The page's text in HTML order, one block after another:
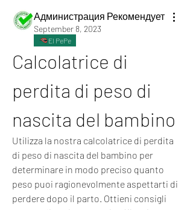
Администрация Рекомендует
September 8, 2023
El PePe
Calcolatrice di
perdita di peso di
nascita del bambino
Utilizza la nostra calcolatrice di perdita
di peso di nascita del bambino per
determinare in modo preciso quanto
peso puoi ragionevolmente aspettarti di
perdere dopo il parto. Ottieni consigli